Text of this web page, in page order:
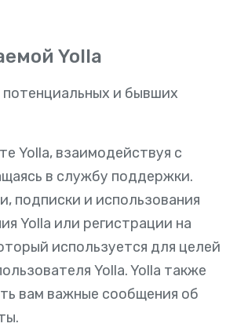
Yolla
и бывших
Yolla, взаимодействуя с
в службу поддержки.
подписки и использования
Yolla или регистрации на
используется для целей
Yolla. Yolla также
вам важные сообщения об